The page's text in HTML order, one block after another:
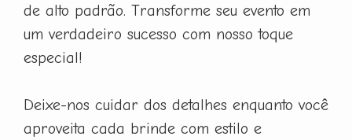
de alto padrão. Transforme seu evento em
um verdadeiro sucesso com nosso toque
especial!
Deixe-nos cuidar dos detalhes enquanto você
aproveita cada brinde com estilo e